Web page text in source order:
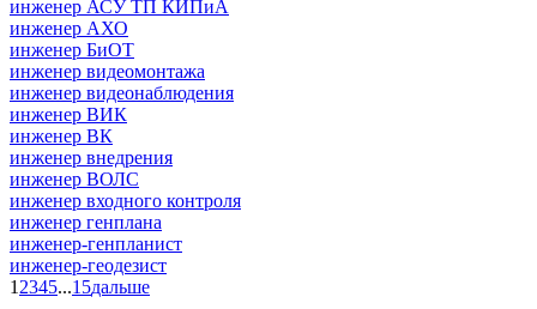
инженер АСУ ТП КИПиА
инженер АХО
инженер БиОТ
инженер видеомонтажа
инженер видеонаблюдения
инженер ВИК
инженер ВК
инженер внедрения
инженер ВОЛС
инженер входного контроля
инженер генплана
инженер-генпланист
инженер-геодезист
1 2345...15дальше